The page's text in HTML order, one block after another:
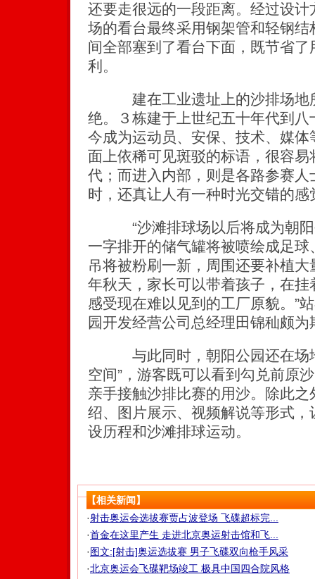
还要走很远的一段距离。经过设
场的看台最终采用钢架管和轻钢
间全部塞到了看台下面，既节省
利。
建在工业遗址上的沙排场地
绝。３栋建于上世纪五十年代到
今成为运动员、安保、技术、媒
面上依稀可见斑驳的标语，很容
代；而进入内部，则是各路参赛
时，还真让人有一种时光交错的感
“沙滩排球场以后将成为朝阳
一字排开的储气罐将被喷绘成足
吊将被粉刷一新，周围还要补植
年秋天，家长可以带着孩子，在
感受现在难以见到的工厂原貌。”
园开发经营公司总经理田锦秈颇为
与此同时，朝阳公园还在场地
空间”，游客既可以看到勾兑前原
亲手接触沙排比赛的用沙。除此
绍、图片展示、视频解说等形式
设历程和沙滩排球运动。
【相关新闻】
·射击奥运会选拔赛贾占波登场 飞碟超标完...
·首金在这里产生 走进北京奥运射击馆和飞...
·图文:[射击]奥运选拔赛 男子飞碟双向枪手风采
·北京奥运会飞碟靶场竣工 极具中国四合院风格